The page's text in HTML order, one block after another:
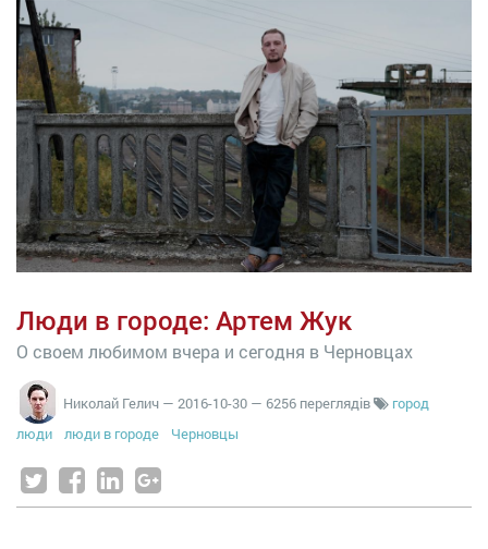
Люди в городе: Артем Жук
О своем любимом вчера и сегодня в Черновцах
Николай Гелич — 2016-10-30 — 6256 переглядів
город
люди
люди в городе Черновцы